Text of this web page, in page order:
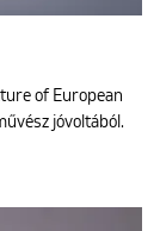
of European
jóvoltából.